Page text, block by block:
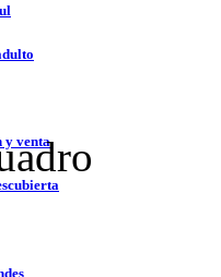
y venta